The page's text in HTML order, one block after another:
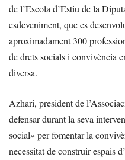
de l’Escola d’Estiu de la
esdeveniment, que es
aproximadament 300
de drets socials i convivència
diversa.
Azhari, president de
defensar durant la seva
social» per fomentar la
necessitat de construir espais